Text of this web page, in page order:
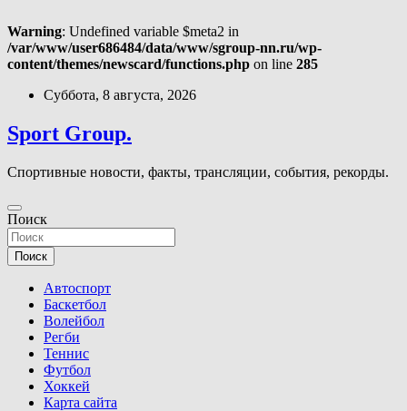
Warning: Undefined variable $meta2 in
/var/www/user686484/data/www/sgroup-nn.ru/wp-
content/themes/newscard/functions.php on line 285
Перейти
содержимому
Суббота, 8 августа, 2026
Sport Group.
Спортивные новости, факты, трансляции, события, рекорды.
Поиск
Поиск
Автоспорт
Баскетбол
Волейбол
Регби
Теннис
Футбол
Хоккей
Карта сайта